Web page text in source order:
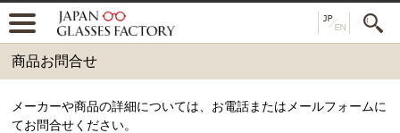
商品お問合せ
メーカーや商品の詳細については、お電話またはメールフォームに
てお問合せください。